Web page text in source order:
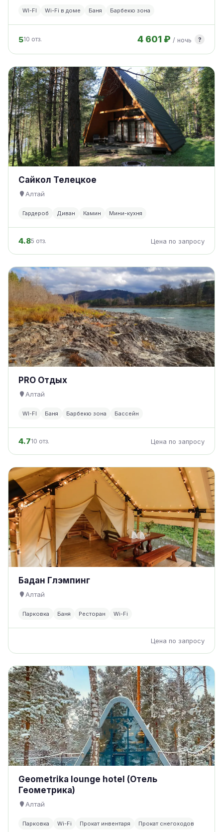
WI-FI Wi-Fi в доме Баня Барбекю зона
510 отз. 4 601 ₽ / ночь ?
Сайкол Телецкое
Алтай
Гардероб Диван Камин Мини-кухня
4.85 отз. Цена по запросу
PRO Отдых
Алтай
WI-FI Баня Барбекю зона Бассейн
4.710 отз. Цена по запросу
Бадан Глэмпинг
Алтай
Парковка Баня Ресторан Wi-Fi
Цена по запросу
Geometrika lounge hotel (Отель
Геометрика)
Алтай
Парковка Wi-Fi Прокат инвентаря Прокат снегоходов